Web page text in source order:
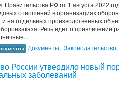
Правительства РФ от 1 августа 2022
отношений в организациях
на отдельных производственных
Речь идет о привлечении
Документы, Законодательство,
России утвердило новый
заболеваний